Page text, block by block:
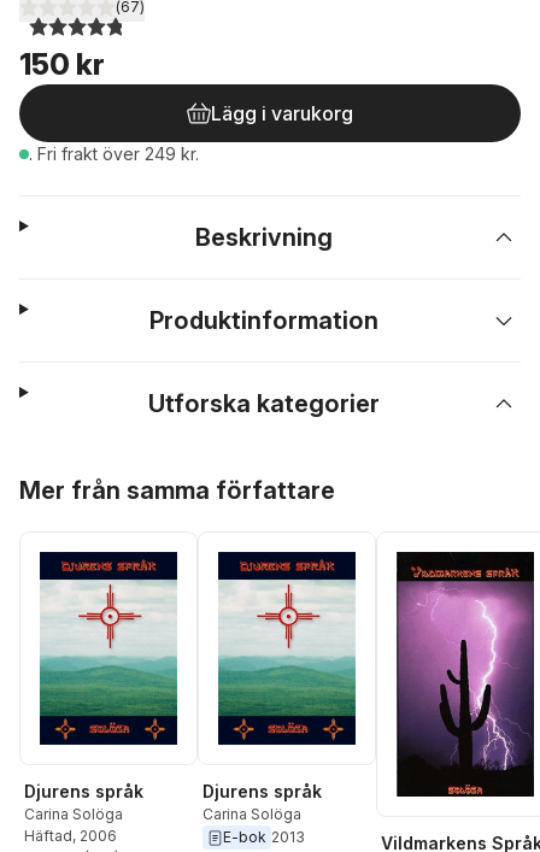
4,8utav 5 stjärnor. Totalt antal röster:
(67)
150 kr
Lägg i varukorg
. Fri frakt över 249 kr.
Beskrivning
Produktinformation
Utforska kategorier
Mer från samma författare
Djurens språk
Carina Solöga
Häftad, 2006
Djurens språk
Carina Solöga
E-bok 2013
Vildmarkens